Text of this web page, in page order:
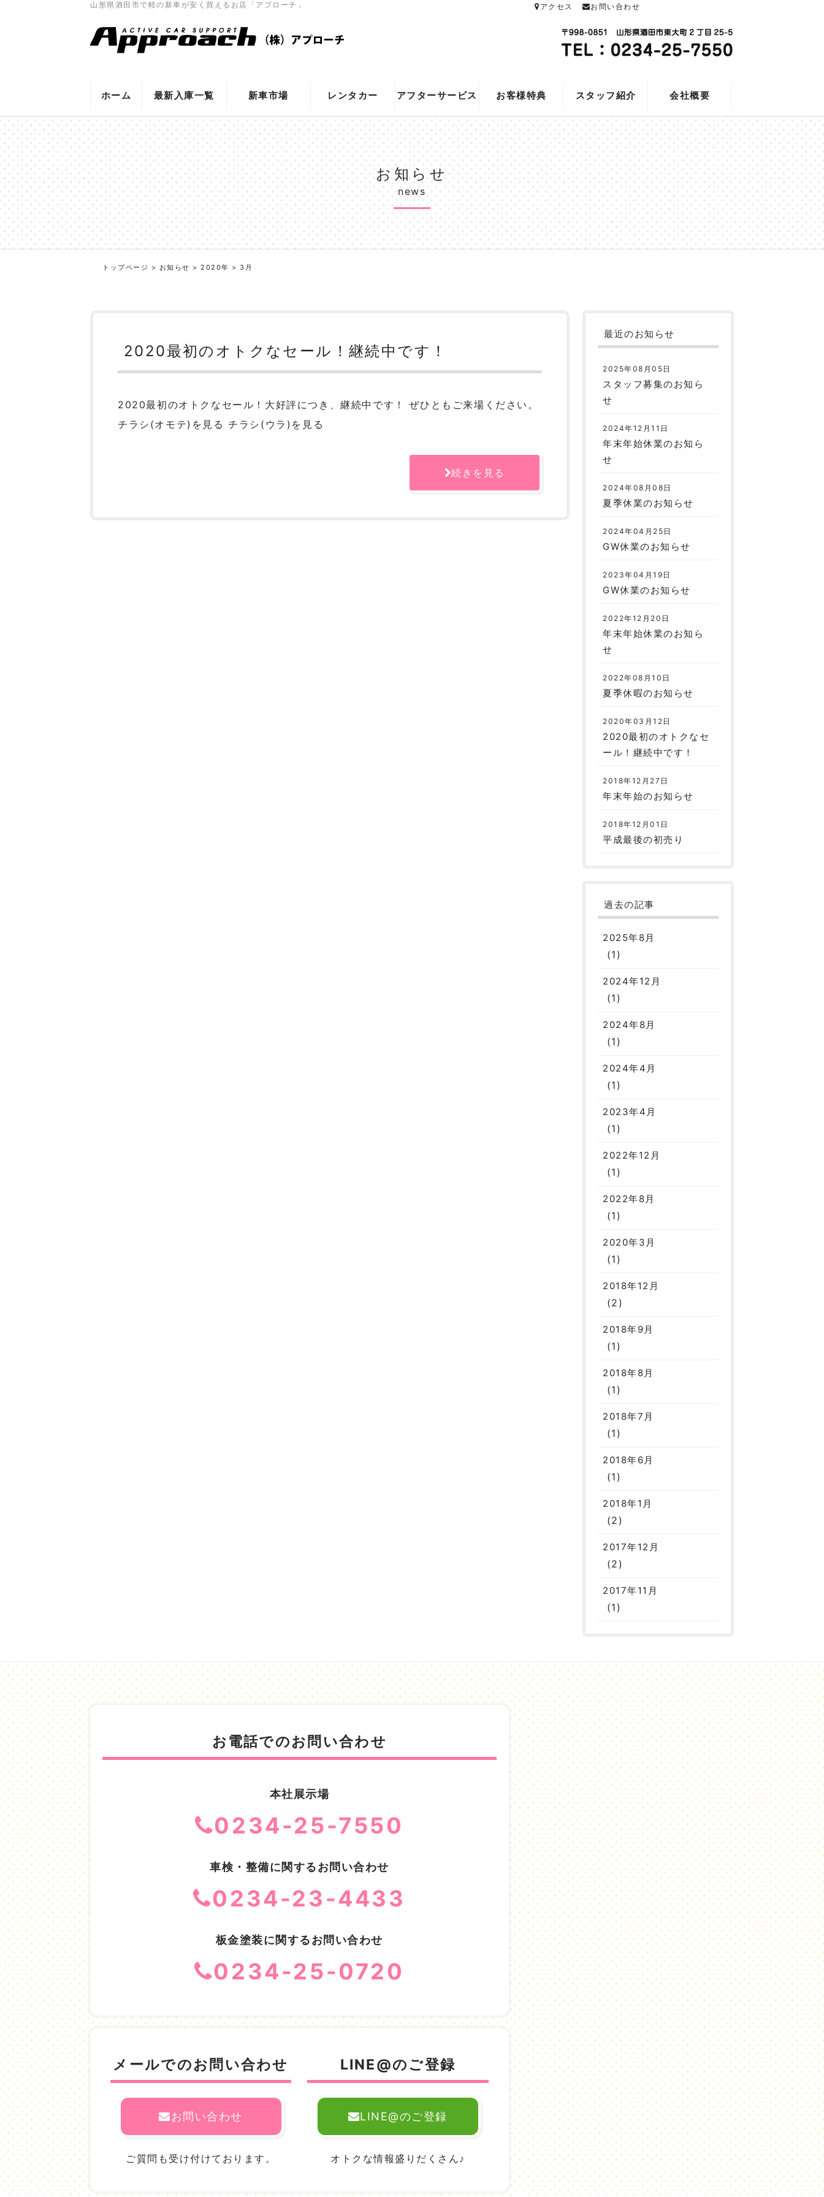
山形県酒田市で軽の新車が安く買えるお店「アプローチ」 アクセス お問い合わせ
ホーム 最新入庫一覧 新車市場 レンタカー アフターサービス お客様特典 スタッフ紹介 会社概要
お知らせ
news
トップページ > お知らせ > 2020年 > 3月
2020最初のオトクなセール！継続中です！
2020最初のオトクなセール！大好評につき、継続中です！ ぜひともご来場ください。
チラシ(オモテ)を見る チラシ(ウラ)を見る
続きを見る
最近のお知らせ
2025年08月05日
スタッフ募集のお知ら
せ
2024年12月11日
年末年始休業のお知ら
せ
2024年08月08日
夏季休業のお知らせ
2024年04月25日
GW休業のお知らせ
2023年04月19日
GW休業のお知らせ
2022年12月20日
年末年始休業のお知ら
せ
2022年08月10日
夏季休暇のお知らせ
2020年03月12日
2020最初のオトクなセ
ール！継続中です！
2018年12月27日
年末年始のお知らせ
2018年12月01日
平成最後の初売り
過去の記事
2025年8月
(1)
2024年12月
(1)
2024年8月
(1)
2024年4月
(1)
2023年4月
(1)
2022年12月
(1)
2022年8月
(1)
2020年3月
(1)
2018年12月
(2)
2018年9月
(1)
2018年8月
(1)
2018年7月
(1)
2018年6月
(1)
2018年1月
(2)
2017年12月
(2)
2017年11月
(1)
お電話でのお問い合わせ
本社展示場
0234-25-7550
車検・整備に関するお問い合わせ
0234-23-4433
板金塗装に関するお問い合わせ
0234-25-0720
メールでのお問い合わせ
お問い合わせ
ご質問も受け付けております。
LINE@のご登録
LINE@のご登録
オトクな情報盛りだくさん♪